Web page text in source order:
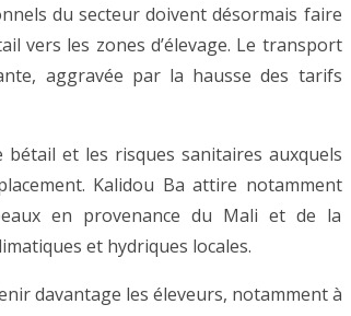
du secteur doivent désormais faire
vers les zones d’élevage. Le transport
aggravée par la hausse des tarifs
bétail et les risques sanitaires auxquels
Kalidou Ba attire notamment
en provenance du Mali et de la
et hydriques locales.
davantage les éleveurs, notamment à